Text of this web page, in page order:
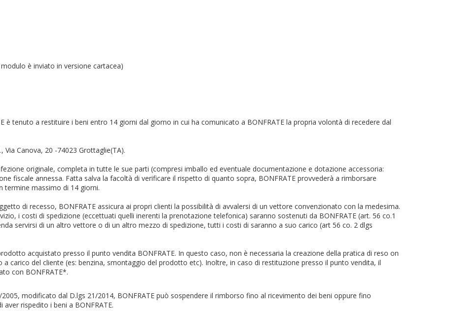
è inviato in versione cartacea)
è tenuto a restituire i beni entro 14 giorni dal giorno in cui ha comunicato a BONFRATE la propria volontà di recedere dal
Via Canova, 20 -74023 Grottaglie(TA).
originale, completa in tutte le sue parti (compresi imballo ed eventuale documentazione e dotazione accessoria:
fiscale annessa. Fatta salva la facoltà di verificare il rispetto di quanto sopra, BONFRATE provvederà a rimborsare
massimo di 14 giorni.
di recesso, BONFRATE assicura ai propri clienti la possibilità di avvalersi di un vettore convenzionato con la medesima.
i costi di spedizione (eccettuati quelli inerenti la prenotazione telefonica) saranno sostenuti da BONFRATE (art. 56 co.1
servirsi di un altro vettore o di un altro mezzo di spedizione, tutti i costi di saranno a suo carico (art 56 co. 2 dlgs
acquistato presso il punto vendita BONFRATE. In questo caso, non è necessaria la creazione della pratica di reso on
carico del cliente (es: benzina, smontaggio del prodotto etc). Inoltre, in caso di restituzione presso il punto vendita, il
con BONFRATE*.
modificato dal D.lgs 21/2014, BONFRATE può sospendere il rimborso fino al ricevimento dei beni oppure fino
rispedito i beni a BONFRATE.